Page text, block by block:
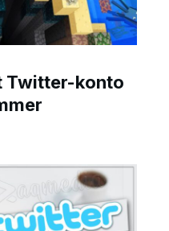
Twitter-konto